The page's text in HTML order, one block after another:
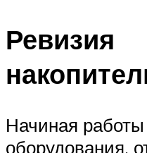
Ревизия
Начиная работы
оборудования,